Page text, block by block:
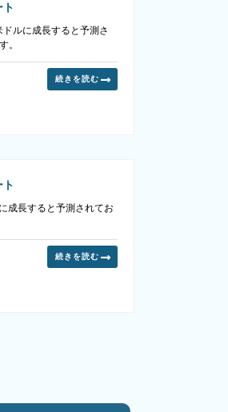
ドルに成長すると予測さ
。
続きを読む
成長すると予測されてお
続きを読む